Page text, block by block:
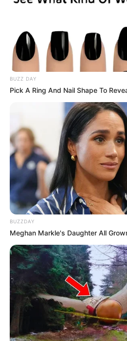
BUZZ DAY
Pick A Ring And Nail Shape To
BUZZDAY
Meghan Markle's Daughter All